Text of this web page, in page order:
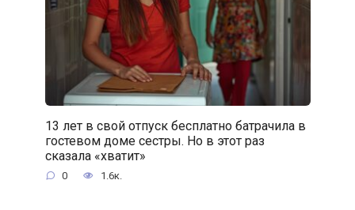
13 лет в свой отпуск бесплатно батрачила в
гостевом доме сестры. Но в этот раз
сказала «хватит»
0 1.6к.